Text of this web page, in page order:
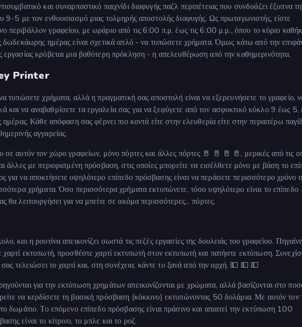
και συναρπαστικό παιχνίδι διαφυγής παζλ περιπέτειας που συνδυάζει έξυπνα
9-5 με τον ενθουσιασμό μιας τολμηρής αποστολής διαφυγής. Ως πρωταγωνιστής, είστε
περιβάλλον γραφείου, με ωράριο από τις 6:00 π.μ. έως τις 6:00 μ.μ., όπου το κύριο
δωδεκάωρης ημέρας είναι σχετικά απλό - να τυπώσετε χρήματα. Όμως κάτω από την
εργασίας κρύβεται μια βαθύτερη πρόκληση - η απελευθέρωση από την καθημερινότητα.
Printer
τυπώσετε χρήματα, αλλά η πραγματική σας αποστολή είναι να εξερευνήσετε το γραφείο,
και να αναβαθμίσετε τα εργαλεία σας για να ξεφύγετε από τον ασφυκτικό κύκλο 9 έως 5,
Κάθε απόφαση σας φέρνει πιο κοντά είτε στην ελευθερία είτε στην περαιτέρω
αγγαρείας.
σε αυτόν τον χώρο γραφείων, μόνο πόρτες και άλλες πόρτες 🚪 🚪 🚪 🚪, μερικές από τις
άλλες με περιορισμένη πρόσβαση, στις οποίες μπορείτε να εισέλθετε μόνο με βάση το
να αποκτήσετε υψηλότερο επίπεδο πρόσβασης είναι να περάσετε περισσότερο χρόνο
χρήματα. Όσο περισσότερα χρήματα εκτυπώνετε, τόσο υψηλότερο είναι το επίπεδο
λειτουργήσει για να μπείτε σε ακόμα περισσότερες... πόρτες.
και η ρουτίνα απεικονίζει σωστά τις πεζές εργασίες της δουλειάς του γραφείου.
χαρτί εκτυπωτή, προσθέστε χαρτί εκτυπωτή στον εκτυπωτή και πατήστε εκτύπωση.
τελειώσει το χαρτί και, στη συνέχεια, κάντε το ξανά από την αρχή. 💵 💵 💵
για την εκτύπωση χρημάτων απεικονίζονται με χρώματα, αλλά βασίζονται στο
να κερδίσετε τη βασική πρόσβαση (κόκκινο) εκτυπώνοντας 50 δολάρια. Με αυτόν τον
δωμάτιο. Το επόμενο επίπεδο πρόσβασης είναι πράσινο και απαιτεί την εκτύπωση 100
είναι το κίτρινο, το μπλε και το ροζ.